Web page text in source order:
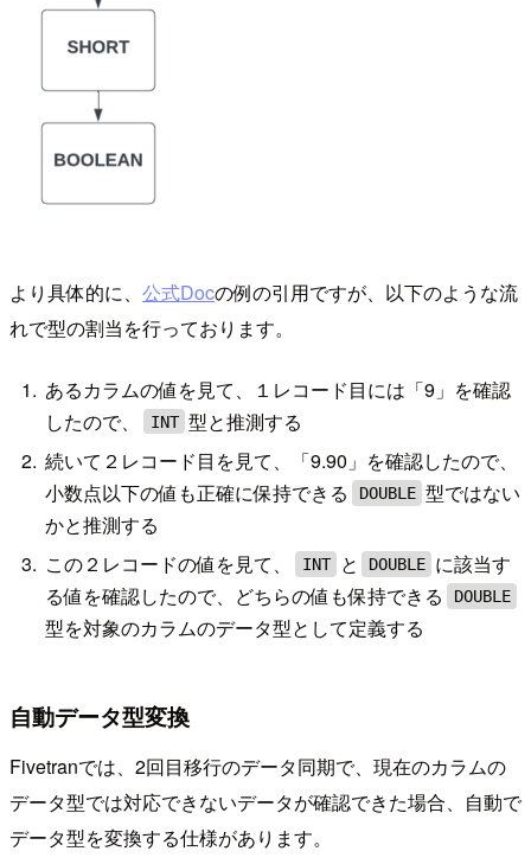
より具体的に、 公式Docの例の引用ですが、以下のような流
れで型の割当を行っております。
あるカラムの値を見て、１レコード目には「9」を確認
したので、
INT 型と推測する
続いて２レコード目を見て、「9.90」を確認したので、
小数点以下の値も正確に保持できる
DOUBLE 型ではない
かと推測する
この２レコードの値を見て、
INT と DOUBLE に該当す
る値を確認したので、どちらの値も保持できる
DOUBLE
型を対象のカラムのデータ型として定義する
自動データ型変換
Fivetranでは、2回目移行のデータ同期で、現在のカラムの
データ型では対応できないデータが確認できた場合、自動で
データ型を変換する仕様があります。